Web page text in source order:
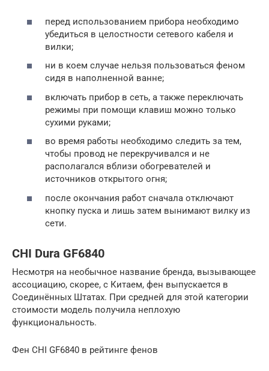
перед использованием прибора необходимо
убедиться в целостности сетевого кабеля и
вилки;
ни в коем случае нельзя пользоваться феном
сидя в наполненной ванне;
включать прибор в сеть, а также переключать
режимы при помощи клавиш можно только
сухими руками;
во время работы необходимо следить за тем,
чтобы провод не перекручивался и не
располагался вблизи обогревателей и
источников открытого огня;
после окончания работ сначала отключают
кнопку пуска и лишь затем вынимают вилку из
сети.
CHI Dura GF6840
Несмотря на необычное название бренда, вызывающее
ассоциацию, скорее, с Китаем, фен выпускается в
Соединённых Штатах. При средней для этой категории
стоимости модель получила неплохую
функциональность.
Фен CHI GF6840 в рейтинге фенов